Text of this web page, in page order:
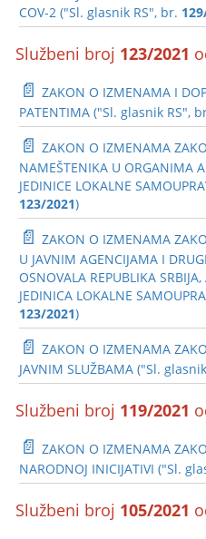
COV-2 ("Sl. glasnik RS", br.
Službeni broj 123/2021
📄 ZAKON O IZMENAMA I
PATENTIMA ("Sl. glasnik RS",
📄 ZAKON O IZMENAMA
NAMEŠTENIKA U ORGANIMA
JEDINICE LOKALNE
123/2021)
📄 ZAKON O IZMENAMA
U JAVNIM AGENCIJAMA I
OSNOVALA REPUBLIKA
JEDINICA LOKALNE
123/2021)
📄 ZAKON O IZMENAMA
JAVNIM SLUŽBAMA ("Sl.
Službeni broj 119/2021
📄 ZAKON O IZMENAMA
NARODNOJ INICIJATIVI ("Sl.
Službeni broj 105/2021